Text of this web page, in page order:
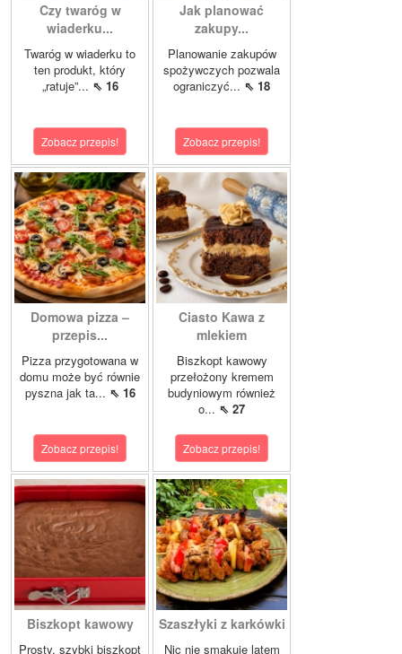
Czy twaróg w
wiaderku...
Twaróg w wiaderku to
ten produkt, który
„ratuje”... ⇖ 16
Zobacz przepis!
Jak planować
zakupy...
Planowanie zakupów
spożywczych pozwala
ograniczyć... ⇖ 18
Zobacz przepis!
Domowa pizza –
przepis...
Pizza przygotowana w
domu może być równie
pyszna jak ta... ⇖ 16
Zobacz przepis!
Ciasto Kawa z
mlekiem
Biszkopt kawowy
przełożony kremem
budyniowym również
o... ⇖ 27
Zobacz przepis!
Biszkopt kawowy
Prosty, szybki biszkopt
Szaszłyki z karkówki
Nic nie smakuje latem